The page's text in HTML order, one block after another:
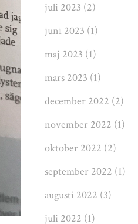
juli 2023 (2)
juni 2023 (1)
maj 2023 (1)
mars 2023 (1)
december 2022 (2)
november 2022 (1)
oktober 2022 (2)
september 2022 (1)
augusti 2022 (3)
juli 2022 (1)